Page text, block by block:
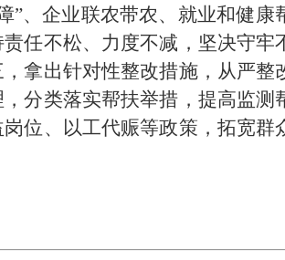
、企业联农带农、就业和健康
任不松、力度不减，坚决守牢
拿出针对性整改措施，从严整
分类落实帮扶举措，提高监测
位、以工代赈等政策，拓宽群